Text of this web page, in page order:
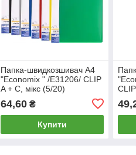
Папка-швидкозшивач А4
"Economix " /E31206/ СLIP
A + С, мікс (5/20)
64,60₴
Купити